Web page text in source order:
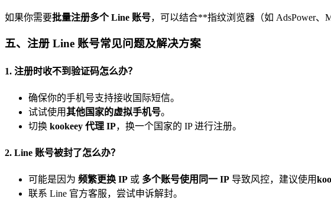
如果你需要批量注册多个 Line 账号，可以结合**指纹浏览器（如 AdsPower、
五、注册 Line 账号常见问题及解决方案
1. 注册时收不到验证码怎么办？
确保你的手机号支持接收国际短信。
试试使用其他国家的虚拟手机号。
切换 kookeey 代理 IP，换一个国家的 IP 进行注册。
2. Line 账号被封了怎么办？
可能是因为 频繁更换 IP 或 多个账号使用同一 IP 导致风控，建议使用
联系 Line 官方客服，尝试申诉解封。